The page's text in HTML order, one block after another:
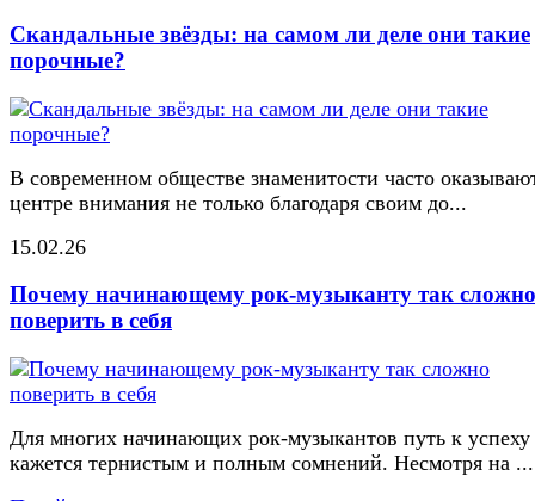
Скандальные звёзды: на самом ли деле они такие
порочные?
В современном обществе знаменитости часто
центре внимания не только благодаря своим до...
15.02.26
Почему начинающему рок-музыканту так сложно
поверить в себя
Для многих начинающих рок-музыкантов путь к успеху
кажется тернистым и полным сомнений. Несмотря на ...